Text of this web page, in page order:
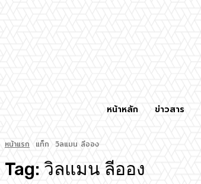
หน้าหลัก ข่าวสาร
หน้าแรก แท็ก วิลแมน ลีออง
Tag: วิลแมน ลีออง